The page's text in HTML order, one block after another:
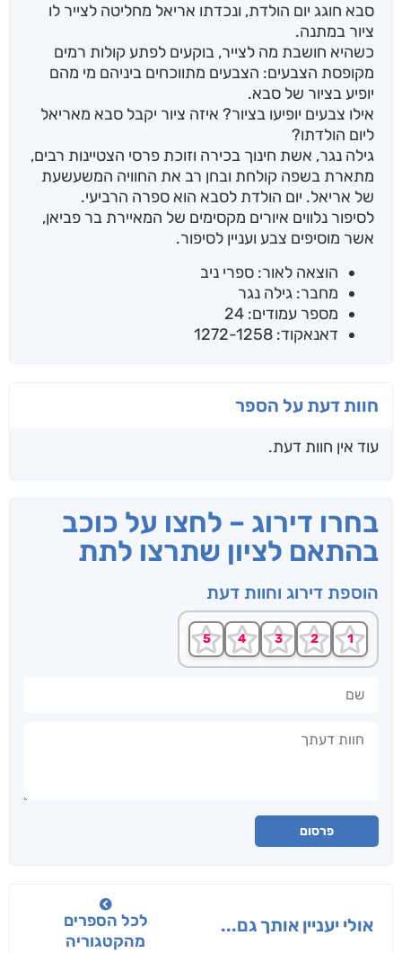
סבא חוגג יום הולדת, ונכדתו אריאל מחליטה לצייר לו
ציור במתנה.
כשהיא חושבת מה לצייר, בוקעים לפתע קולות רמים
מקופסת הצבעים: הצבעים מתווכחים ביניהם מי מהם
יופיע בציור של סבא.
אילו צבעים יופיעו בציור? איזה ציור יקבל סבא מאריאל
ליום הולדתו?
גילה נגר, אשת חינוך בכירה וזוכת פרסי הצטיינות רבים,
מתארת בשפה קולחת ובחן רב את החוויה המשעשעת
של אריאל. יום הולדת לסבא הוא ספרה הרביעי.
לסיפור נלווים איורים מקסימים של המאיירת בר פביאן,
אשר מוסיפים צבע ועניין לסיפור.
הוצאה לאור: ספרי ניב
מחבר: גילה נגר
מספר עמודים: 24
דאנאקוד: 1272-1258
חוות דעת על הספר
עוד אין חוות דעת.
בחרו דירוג – לחצו על כוכב
בהתאם לציון שתרצו לתת
הוספת דירוג וחוות דעת
פרסום
אולי יעניין אותך גם...
לכל הספרים
מהקטגוריה